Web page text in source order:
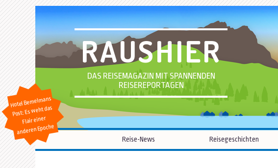
RAUSHIER
DAS REISEMAGAZIN MIT SPANNENDEN
REISEREPORTAGEN
Hotel Bemelmans
Post: Es weht das
Flair einer
anderen Epoche
Reise-News Reisegeschichten